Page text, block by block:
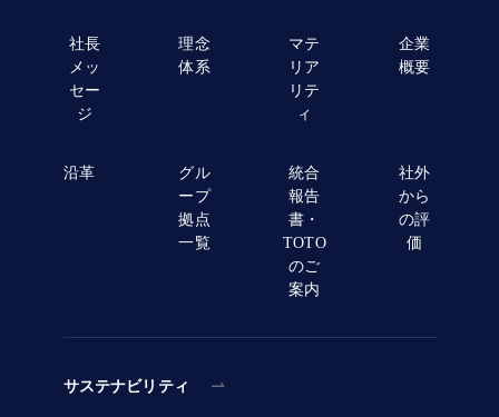
社長
メッ
セー
ジ
理念
体系
マテ
リア
リテ
ィ
企業
概要
沿革
グル
ープ
拠点
一覧
統合
報告
書・
TOTO
のご
案内
社外
から
の評
価
サステナビリティ